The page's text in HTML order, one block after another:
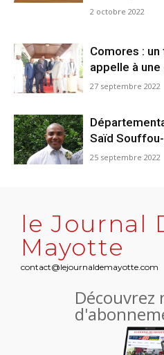
2 octobre 2022
Comores :
appelle à
27 septembre 2022
Saïd
25 septembre 2022
le Journal
Mayotte
contact@lejournaldemayotte.com
Découvrez